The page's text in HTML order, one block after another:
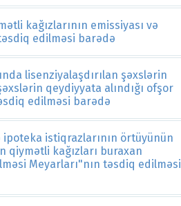
kağızlarının emissiyası və
edilməsi barədə
lisenziyalaşdırılan şəxslərin
qeydiyyata alındığı ofşor
edilməsi barədə
istiqrazlarının örtüyünün
kağızları buraxan
Meyarları"nın təsdiq edilməsi